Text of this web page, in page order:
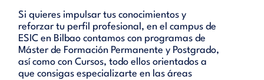
Si quieres impulsar tus conocimientos y
reforzar tu perfil profesional, en el campus de
ESIC en Bilbao contamos con programas de
Máster de Formación Permanente y Postgrado,
así como con Cursos, todo ellos orientados a
que consigas especializarte en las áreas